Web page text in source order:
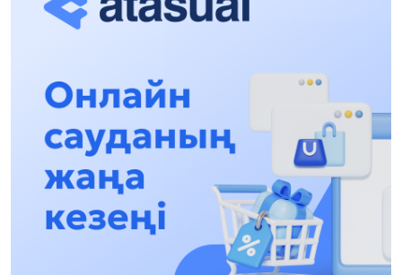
12:01, 28 Шілде 2026
Абзал Достияр: Думан Мұхаметкәрімді
Алматы түрмесіне ауыстыруы мүмкін
16:15, 27 Шілде 2026
Өскенбай Құлатайұлы: Руханиятқа қызмет